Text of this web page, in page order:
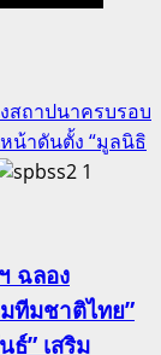
สถาปนาครบรอบ
น้าดันตั้ง “มูลนิธิ
1
ฉลอง
ทีมชาติไทย”
” เสริม